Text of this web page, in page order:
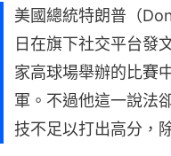
美國總統特朗普（
日在旗下社交平台發
家高球場舉辦的比賽
軍。不過他這一說法
技不足以打出高分，